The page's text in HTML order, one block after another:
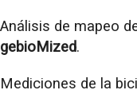
Análisis de mapeo
gebioMized.
Mediciones de la